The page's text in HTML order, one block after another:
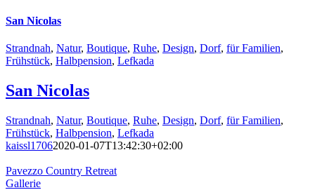
San Nicolas
Strandnah, Natur, Boutique, Ruhe, Design, Dorf, für Familien,
Frühstück, Halbpension, Lefkada
San Nicolas
Strandnah, Natur, Boutique, Ruhe, Design, Dorf, für Familien,
Frühstück, Halbpension, Lefkada
kaissl17062020-01-07T13:42:30+02:00
Pavezzo Country Retreat
Gallerie